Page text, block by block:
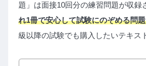
題」は面接10回分の練習問題が収録
れ1冊で安心して試験にのぞめる問
級以降の試験でも購入したいテキ